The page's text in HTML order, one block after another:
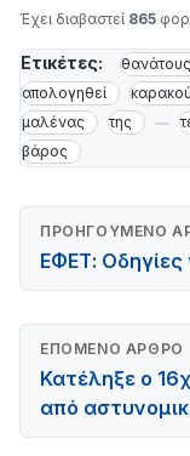
Έχει διαβαστεί 865
Ετικέτες: θανάτους
απολογηθεί
μαλένας
της
βάρος
ΠΡΟΗΓΟΎΜΕΝΟ
ΕΦΕΤ: Οδηγίες
ΕΠΌΜΕΝΟ ΆΡΘΡΟ
Κατέληξε ο
από